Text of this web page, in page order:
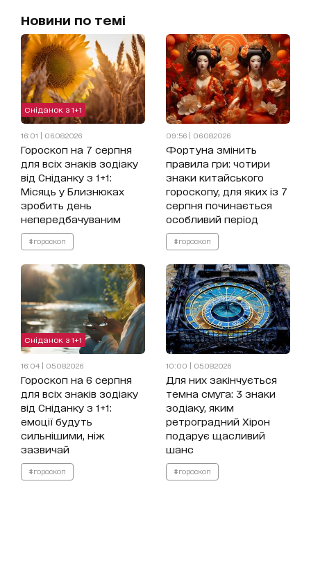
Новини по темі
Сніданок з 1+1
16:01 | 06.08.2026
Гороскоп на 7 серпня
для всіх знаків зодіаку
від Сніданку з 1+1:
Місяць у Близнюках
зробить день
непередбачуваним
#гороскоп
09:56 | 06.08.2026
Фортуна змінить
правила гри: чотири
знаки китайського
гороскопу, для яких із 7
серпня починається
особливий період
#гороскоп
Сніданок з 1+1
16:04 | 05.08.2026
Гороскоп на 6 серпня
для всіх знаків зодіаку
від Сніданку з 1+1:
емоції будуть
сильнішими, ніж
зазвичай
#гороскоп
10:00 | 05.08.2026
Для них закінчується
темна смуга: 3 знаки
зодіаку, яким
ретроградний Хірон
подарує щасливий
шанс
#гороскоп